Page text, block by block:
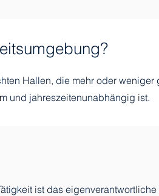
Hallen, die mehr oder
und jahreszeitenunabhängig ist.
ist das